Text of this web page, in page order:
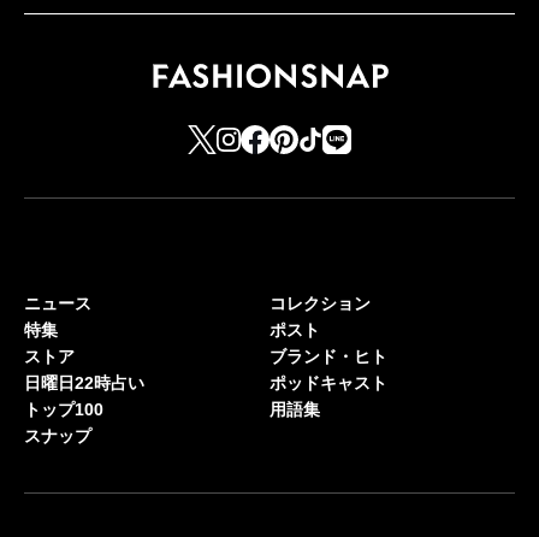
ニュース
特集
ストア
日曜日22時占い
トップ100
スナップ
コレクション
ポスト
ブランド・ヒト
ポッドキャスト
用語集